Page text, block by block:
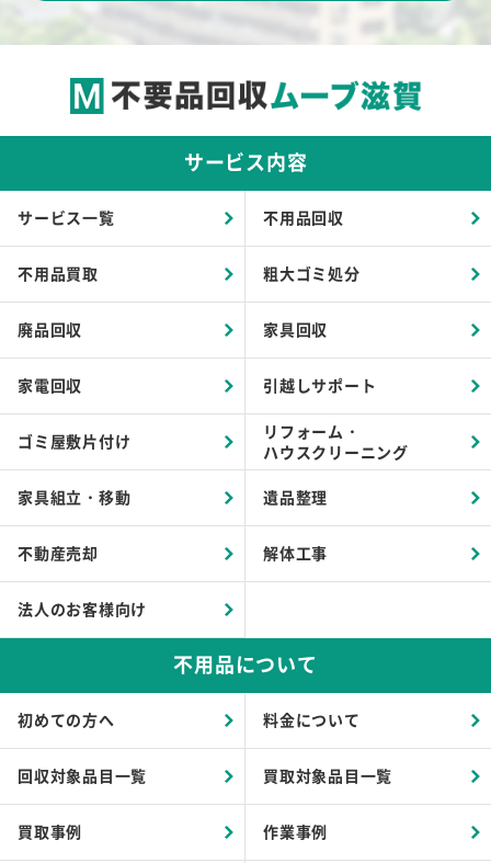
サービス内容
サービス一覧 不用品回収
不用品買取 粗大ゴミ処分
廃品回収 家具回収
家電回収 引越しサポート
ゴミ屋敷片付け
リフォーム・
ハウスクリーニング
家具組立・移動 遺品整理
不動産売却 解体工事
法人のお客様向け
不用品について
初めての方へ 料金について
回収対象品目一覧 買取対象品目一覧
買取事例 作業事例